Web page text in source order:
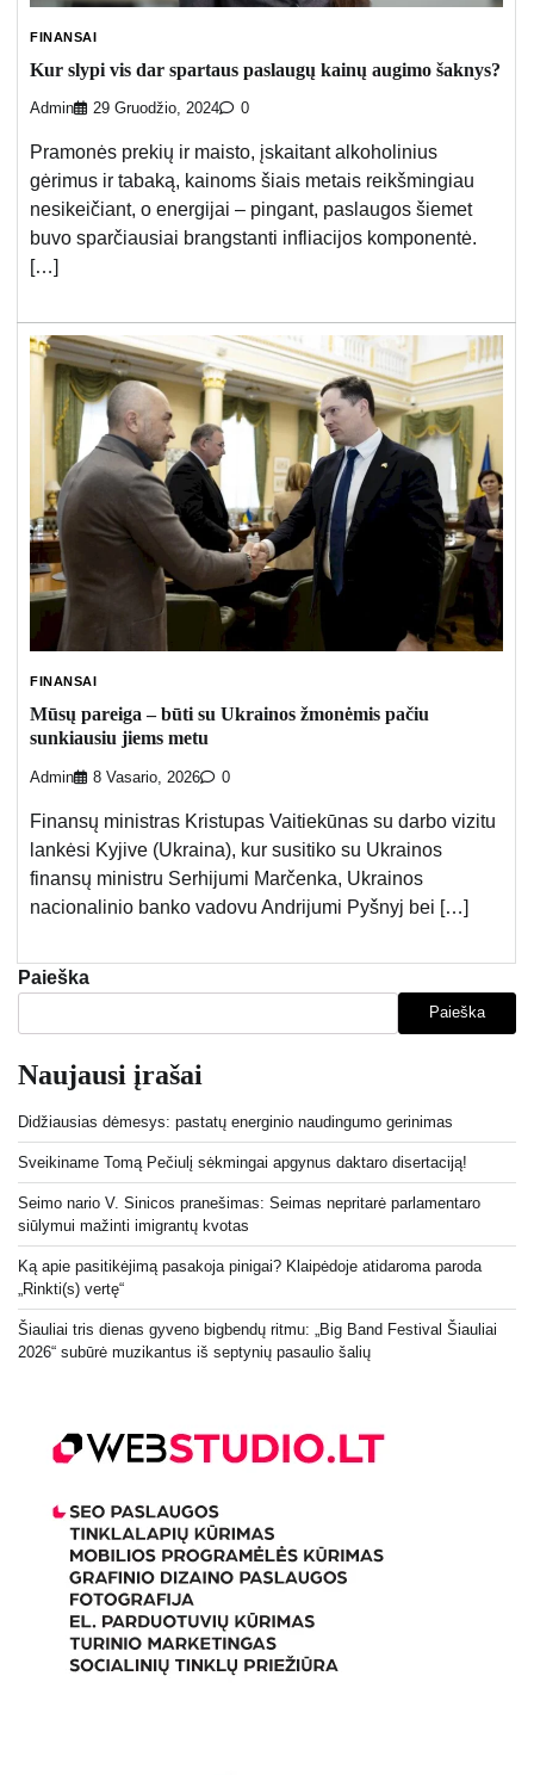
FINANSAI
Kur slypi vis dar spartaus paslaugų kainų augimo šaknys?
Admin 29 Gruodžio, 2024 0
Pramonės prekių ir maisto, įskaitant alkoholinius
gėrimus ir tabaką, kainoms šiais metais reikšmingiau
nesikeičiant, o energijai – pingant, paslaugos šiemet
buvo sparčiausiai brangstanti infliacijos komponentė.
[…]
FINANSAI
Mūsų pareiga – būti su Ukrainos žmonėmis pačiu
sunkiausiu jiems metu
Admin 8 Vasario, 2026 0
Finansų ministras Kristupas Vaitiekūnas su darbo vizitu
lankėsi Kyjive (Ukraina), kur susitiko su Ukrainos
finansų ministru Serhijumi Marčenka, Ukrainos
nacionalinio banko vadovu Andrijumi Pyšnyj bei […]
Paieška
Paieška
Naujausi įrašai
Didžiausias dėmesys: pastatų energinio naudingumo gerinimas
Sveikiname Tomą Pečiulį sėkmingai apgynus daktaro disertaciją!
Seimo nario V. Sinicos pranešimas: Seimas nepritarė parlamentaro
siūlymui mažinti imigrantų kvotas
Ką apie pasitikėjimą pasakoja pinigai? Klaipėdoje atidaroma paroda
„Rinkti(s) vertę“
Šiauliai tris dienas gyveno bigbendų ritmu: „Big Band Festival Šiauliai
2026“ subūrė muzikantus iš septynių pasaulio šalių